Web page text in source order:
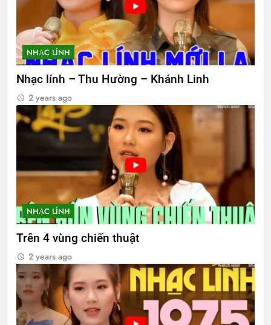
NHẠC LÍNH
Nhạc lính – Thu Hường – Khánh Linh
2 years ago
NHẠC LÍNH
Trên 4 vùng chiến thuật
2 years ago